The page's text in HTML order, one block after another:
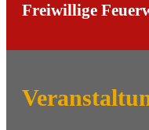
Freiwillige